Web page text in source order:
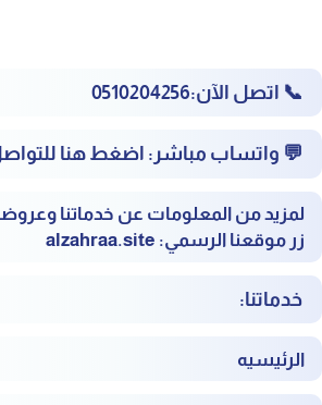
📞اتصل الآن:‎0510204256
💬واتساب مباشر:‎اضغط هنا للتواصل
لمزيد من المعلومات عن خدماتنا وعروضنا
زر موقعنا الرسمي: alzahraa.site
خدماتنا:
الرئيسيه